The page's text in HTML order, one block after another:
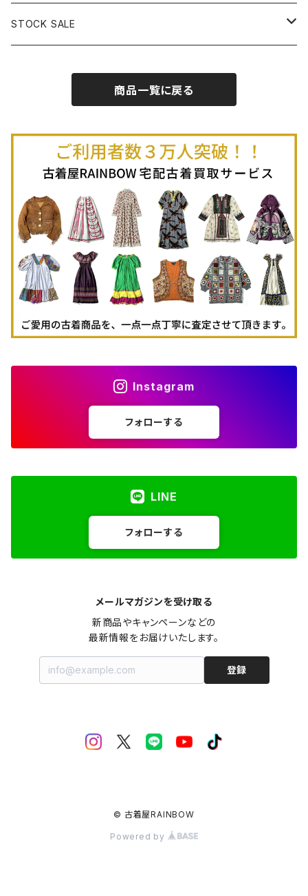
古着オーバーオール
古着半袖Ｔシャツ
古着キャミソール
古着ポロシャツ
古着長袖ポロシャツ
古着スウェット
古着パーカー
古着タンクトップ
古着ニットアウター
古着ヘビージャケット
古着羽織り
古着膝丈スカート (丈56-75cm)
古着ミニ丈スカート (丈56-75cm)
古着ロング丈パンツ
STOCK SALE
Autumn / Winter
商品一覧に戻る
Instagram
フォローする
LINE
フォローする
メールマガジンを受け取る
新商品やキャンペーンなどの
最新情報をお届けいたします。
登録
© 古着屋RAINBOW
Powered by